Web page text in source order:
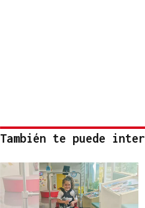
También te puede